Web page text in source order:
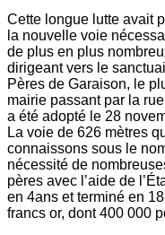
Cette longue lutte avait
la nouvelle voie
de plus en plus
dirigeant vers le
Pères de Garaison, le
mairie passant par la
a été adopté le 28
La voie de 626 mètres
connaissons sous le
nécessité de
pères avec l’aide de
en 4ans et terminé en
francs or, dont 400 000